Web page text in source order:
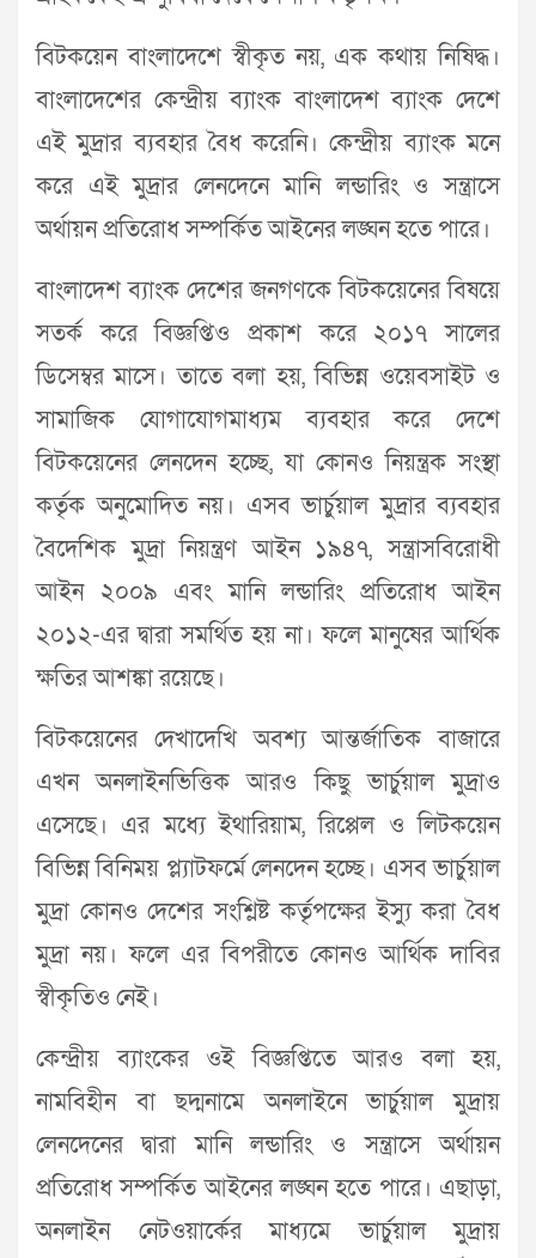
বিটকয়েন বাংলাদেশে স্বীকৃত নয়, এক কথায় নিষিদ্ধ।
বাংলাদেশের কেন্দ্রীয় ব্যাংক বাংলাদেশ ব্যাংক দেশে
এই মুদ্রার ব্যবহার বৈধ করেনি। কেন্দ্রীয় ব্যাংক মনে
করে এই মুদ্রার লেনদেনে মানি লন্ডারিং ও সন্ত্রাসে
অর্থায়ন প্রতিরোধ সম্পর্কিত আইনের লঙ্ঘন হতে পারে।
বাংলাদেশ ব্যাংক দেশের জনগণকে বিটকয়েনের বিষয়ে
সতর্ক করে বিজ্ঞপ্তিও প্রকাশ করে ২০১৭ সালের
ডিসেম্বর মাসে। তাতে বলা হয়, বিভিন্ন ওয়েবসাইট ও
সামাজিক যোগাযোগমাধ্যম ব্যবহার করে দেশে
বিটকয়েনের লেনদেন হচ্ছে, যা কোনও নিয়ন্ত্রক সংস্থা
কর্তৃক অনুমোদিত নয়। এসব ভার্চুয়াল মুদ্রার ব্যবহার
বৈদেশিক মুদ্রা নিয়ন্ত্রণ আইন ১৯৪৭, সন্ত্রাসবিরোধী
আইন ২০০৯ এবং মানি লন্ডারিং প্রতিরোধ আইন
২০১২-এর দ্বারা সমর্থিত হয় না। ফলে মানুষের আর্থিক
ক্ষতির আশঙ্কা রয়েছে।
বিটকয়েনের দেখাদেখি অবশ্য আন্তর্জাতিক বাজারে
এখন অনলাইনভিত্তিক আরও কিছু ভার্চুয়াল মুদ্রাও
এসেছে। এর মধ্যে ইথারিয়াম, রিপ্পেল ও লিটকয়েন
বিভিন্ন বিনিময় প্ল্যাটফর্মে লেনদেন হচ্ছে। এসব ভার্চুয়াল
মুদ্রা কোনও দেশের সংশ্লিষ্ট কর্তৃপক্ষের ইস্যু করা বৈধ
মুদ্রা নয়। ফলে এর বিপরীতে কোনও আর্থিক দাবির
স্বীকৃতিও নেই।
কেন্দ্রীয় ব্যাংকের ওই বিজ্ঞপ্তিতে আরও বলা হয়,
নামবিহীন বা ছদ্মনামে অনলাইনে ভার্চুয়াল মুদ্রায়
লেনদেনের দ্বারা মানি লন্ডারিং ও সন্ত্রাসে অর্থায়ন
প্রতিরোধ সম্পর্কিত আইনের লঙ্ঘন হতে পারে। এছাড়া,
অনলাইন নেটওয়ার্কের মাধ্যমে ভার্চুয়াল মুদ্রায়